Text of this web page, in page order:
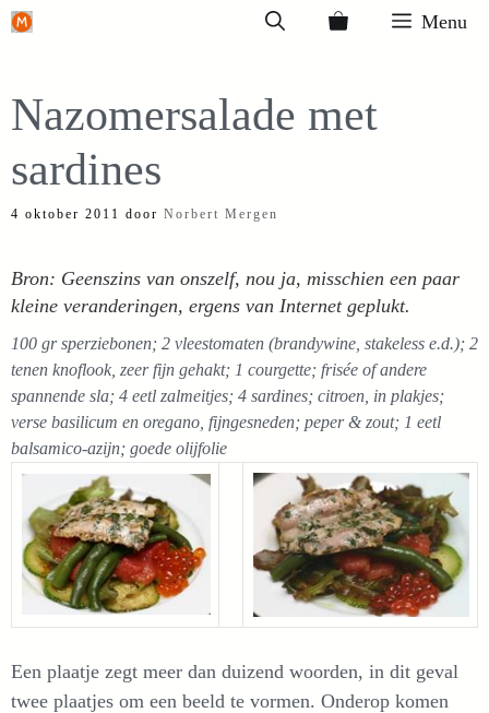
Ga
inhoud
Menu
Nazomersalade met
sardines
4 oktober 2011 door Norbert Mergen
Bron: Geenszins van onszelf, nou ja, misschien een paar
kleine veranderingen, ergens van Internet geplukt.
100 gr sperziebonen; 2 vleestomaten (brandywine, stakeless e.d.); 2
tenen knoflook, zeer fijn gehakt; 1 courgette; frisée of andere
spannende sla; 4 eetl zalmeitjes; 4 sardines; citroen, in plakjes;
verse basilicum en oregano, fijngesneden; peper & zout; 1 eetl
balsamico-azijn; goede olijfolie
Een plaatje zegt meer dan duizend woorden, in dit geval
twee plaatjes om een beeld te vormen. Onderop komen